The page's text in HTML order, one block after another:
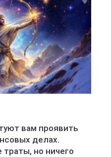
вам проявить
делах.
но ничего